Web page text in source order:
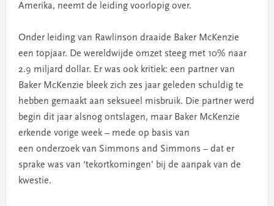
Amerika, neemt de leiding voorlopig over.
Onder leiding van Rawlinson draaide Baker McKenzie
een topjaar. De wereldwijde omzet steeg met 10% naar
2.9 miljard dollar. Er was ook kritiek: een partner van
Baker McKenzie bleek zich zes jaar geleden schuldig te
hebben gemaakt aan seksueel misbruik. Die partner werd
begin dit jaar alsnog ontslagen, maar Baker McKenzie
erkende vorige week – mede op basis van
een onderzoek van Simmons and Simmons – dat er
sprake was van ‘tekortkomingen’ bij de aanpak van de
kwestie.